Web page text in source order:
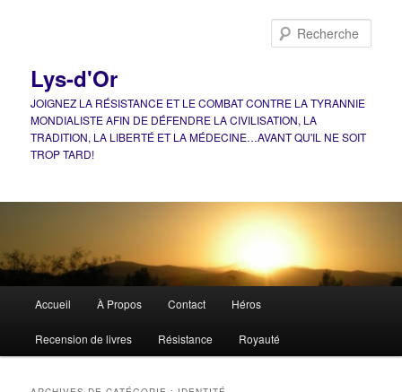
Lys-d'Or
JOIGNEZ LA RÉSISTANCE ET LE COMBAT CONTRE LA TYRANNIE
MONDIALISTE AFIN DE DÉFENDRE LA CIVILISATION, LA
TRADITION, LA LIBERTÉ ET LA MÉDECINE…AVANT QU'IL NE SOIT
TROP TARD!
principal
Accueil À Propos Contact Héros
Recension de livres Résistance Royauté